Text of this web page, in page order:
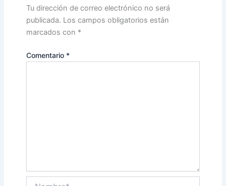
Tu dirección de correo electrónico no será
publicada. Los campos obligatorios están
marcados con *
Comentario *